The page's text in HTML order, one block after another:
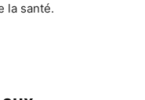
la santé.